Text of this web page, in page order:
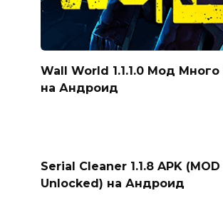
Wall World 1.1.1.0 Мод
на Андроид
Serial Cleaner 1.1.8 APK (MOD
Unlocked) на Андроид